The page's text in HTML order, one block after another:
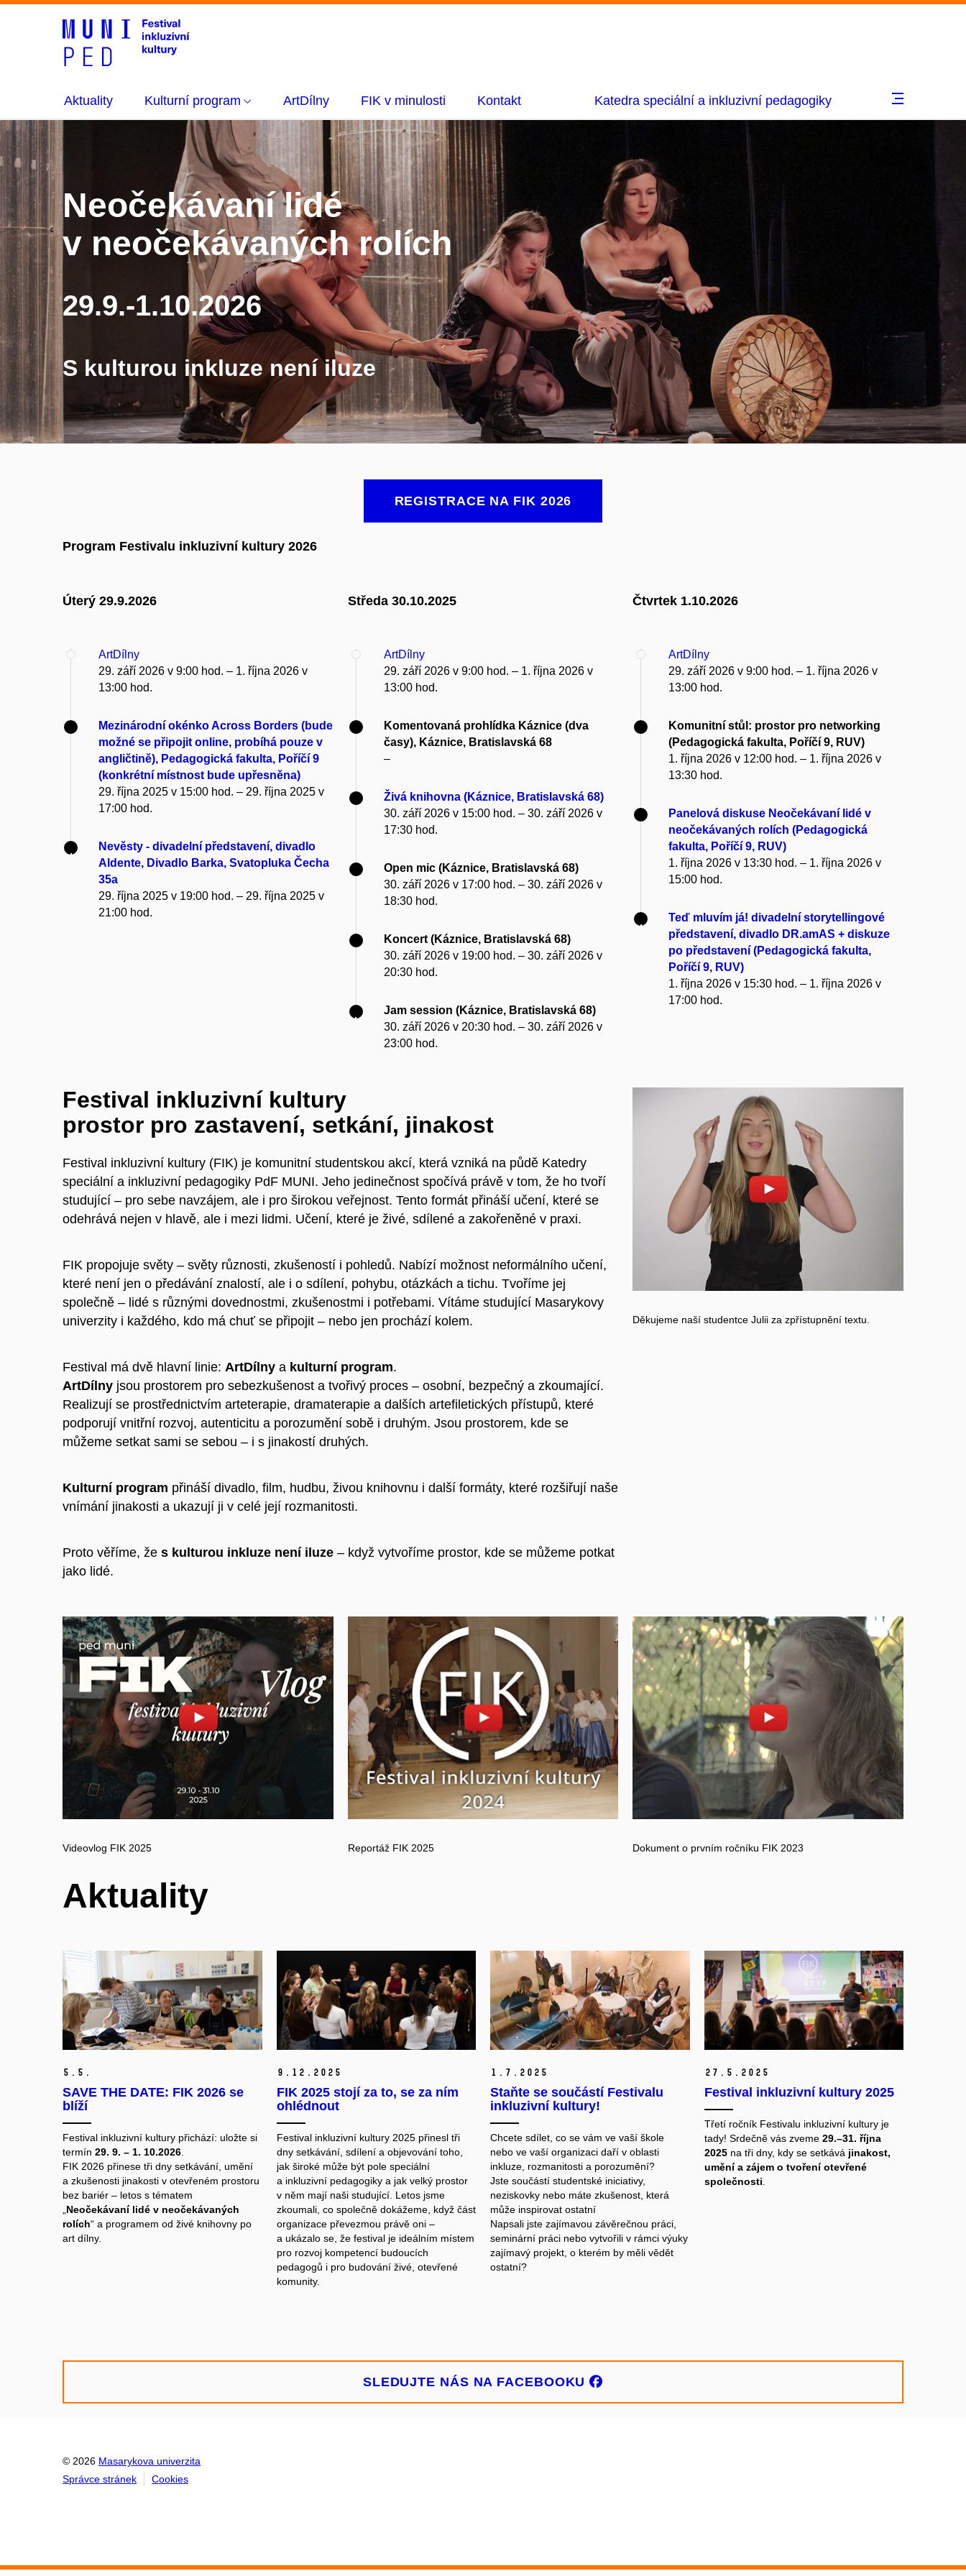
Aktuality Kulturní program ArtDílny FIK v minulosti Kontakt Katedra speciální a inkluzivní pedagogiky
Neočekávaní lidé
v neočekávaných rolích
29.9.-1.10.2026
S kulturou inkluze není iluze
REGISTRACE NA FIK 2026
Program Festivalu inkluzivní kultury 2026
Úterý 29.9.2026
ArtDílny
29. září 2026 v 9:00 hod. – 1. října 2026 v
13:00 hod.
Mezinárodní okénko Across Borders (bude
možné se připojit online, probíhá pouze v
angličtině), Pedagogická fakulta, Poříčí 9
(konkrétní místnost bude upřesněna)
29. října 2025 v 15:00 hod. – 29. října 2025 v
17:00 hod.
Nevěsty - divadelní představení, divadlo
Aldente, Divadlo Barka, Svatopluka Čecha
35a
29. října 2025 v 19:00 hod. – 29. října 2025 v
21:00 hod.
Středa 30.10.2025
ArtDílny
29. září 2026 v 9:00 hod. – 1. října 2026 v
13:00 hod.
Komentovaná prohlídka Káznice (dva
časy), Káznice, Bratislavská 68
–
Živá knihovna (Káznice, Bratislavská 68)
30. září 2026 v 15:00 hod. – 30. září 2026 v
17:30 hod.
Open mic (Káznice, Bratislavská 68)
30. září 2026 v 17:00 hod. – 30. září 2026 v
18:30 hod.
Koncert (Káznice, Bratislavská 68)
30. září 2026 v 19:00 hod. – 30. září 2026 v
20:30 hod.
Jam session (Káznice, Bratislavská 68)
30. září 2026 v 20:30 hod. – 30. září 2026 v
23:00 hod.
Čtvrtek 1.10.2026
ArtDílny
29. září 2026 v 9:00 hod. – 1. října 2026 v
13:00 hod.
Komunitní stůl: prostor pro networking
(Pedagogická fakulta, Poříčí 9, RUV)
1. října 2026 v 12:00 hod. – 1. října 2026 v
13:30 hod.
Panelová diskuse Neočekávaní lidé v
neočekávaných rolích (Pedagogická
fakulta, Poříčí 9, RUV)
1. října 2026 v 13:30 hod. – 1. října 2026 v
15:00 hod.
Teď mluvím já! divadelní storytellingové
představení, divadlo DR.amAS + diskuze
po představení (Pedagogická fakulta,
Poříčí 9, RUV)
1. října 2026 v 15:30 hod. – 1. října 2026 v
17:00 hod.
Festival inkluzivní kultury
prostor pro zastavení, setkání, jinakost
Festival inkluzivní kultury (FIK) je komunitní studentskou akcí, která vzniká na půdě Katedry
speciální a inkluzivní pedagogiky PdF MUNI. Jeho jedinečnost spočívá právě v tom, že ho tvoří
studující – pro sebe navzájem, ale i pro širokou veřejnost. Tento formát přináší učení, které se
odehrává nejen v hlavě, ale i mezi lidmi. Učení, které je živé, sdílené a zakořeněné v praxi.
FIK propojuje světy – světy různosti, zkušeností i pohledů. Nabízí možnost neformálního učení,
které není jen o předávání znalostí, ale i o sdílení, pohybu, otázkách a tichu. Tvoříme jej
společně – lidé s různými dovednostmi, zkušenostmi i potřebami. Vítáme studující Masarykovy
univerzity i každého, kdo má chuť se připojit – nebo jen prochází kolem.
Festival má dvě hlavní linie: ArtDílny a kulturní program.
ArtDílny jsou prostorem pro sebezkušenost a tvořivý proces – osobní, bezpečný a zkoumající.
Realizují se prostřednictvím arteterapie, dramaterapie a dalších artefiletických přístupů, které
podporují vnitřní rozvoj, autenticitu a porozumění sobě i druhým. Jsou prostorem, kde se
můžeme setkat sami se sebou – i s jinakostí druhých.
Kulturní program přináší divadlo, film, hudbu, živou knihovnu i další formáty, které rozšiřují naše
vnímání jinakosti a ukazují ji v celé její rozmanitosti.
Proto věříme, že s kulturou inkluze není iluze – když vytvoříme prostor, kde se můžeme potkat
jako lidé.
Povolit cookies a přehrát
Otevřít na youtube.com
Děkujeme naší studentce Julii za zpřístupnění textu.
Povolit cookies a přehrát
Otevřít na youtube.com
Videovlog FIK 2025
Povolit cookies a přehrát
Otevřít na youtube.com
Reportáž FIK 2025
Povolit cookies a přehrát
Otevřít na youtube.com
Dokument o prvním ročníku FIK 2023
Aktuality
5. 5.
SAVE THE DATE: FIK 2026 se
blíží
Festival inkluzivní kultury přichází: uložte si
termín 29. 9. – 1. 10.2026.
FIK 2026 přinese tři dny setkávání, umění
a zkušenosti jinakosti v otevřeném prostoru
bez bariér – letos s tématem
„Neočekávaní lidé v neočekávaných
rolích“ a programem od živé knihovny po
art dílny.
9. 12. 2025
FIK 2025 stojí za to, se za ním
ohlédnout
Festival inkluzivní kultury 2025 přinesl tři
dny setkávání, sdílení a objevování toho,
jak široké může být pole speciální
a inkluzivní pedagogiky a jak velký prostor
v něm mají naši studující. Letos jsme
zkoumali, co společně dokážeme, když část
organizace převezmou právě oni –
a ukázalo se, že festival je ideálním místem
pro rozvoj kompetencí budoucích
pedagogů i pro budování živé, otevřené
komunity.
1. 7. 2025
Staňte se součástí Festivalu
inkluzivní kultury!
Chcete sdílet, co se vám ve vaší škole
nebo ve vaší organizaci daří v oblasti
inkluze, rozmanitosti a porozumění?
Jste součástí studentské iniciativy,
neziskovky nebo máte zkušenost, která
může inspirovat ostatní
Napsali jste zajímavou závěrečnou práci,
seminární práci nebo vytvořili v rámci výuky
zajímavý projekt, o kterém by měli vědět
ostatní?
27. 5. 2025
Festival inkluzivní kultury 2025
Třetí ročník Festivalu inkluzivní kultury je
tady! Srdečně vás zveme 29.–31. října
2025 na tři dny, kdy se setkává jinakost,
umění a zájem o tvoření otevřené
společnosti.
SLEDUJTE NÁS NA FACEBOOKU
© 2026 Masarykova univerzita
Správce stránek
Cookies